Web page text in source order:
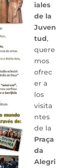
iales
de la
Juven
tud,
quere
mos
ofrec
er a
los
visita
ntes
de la
Praça
da
Alegri